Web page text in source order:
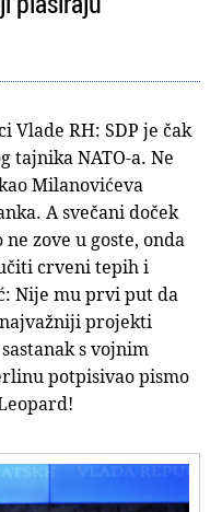
Vlade RH: SDP je čak
tajnika NATO-a. Ne
Milanovićeva
A svečani doček
zove u goste, onda
crveni tepih i
Nije mu prvi put da
projekti
s vojnim
potpisivao pismo